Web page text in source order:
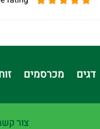
דגים מכרסמים
צור